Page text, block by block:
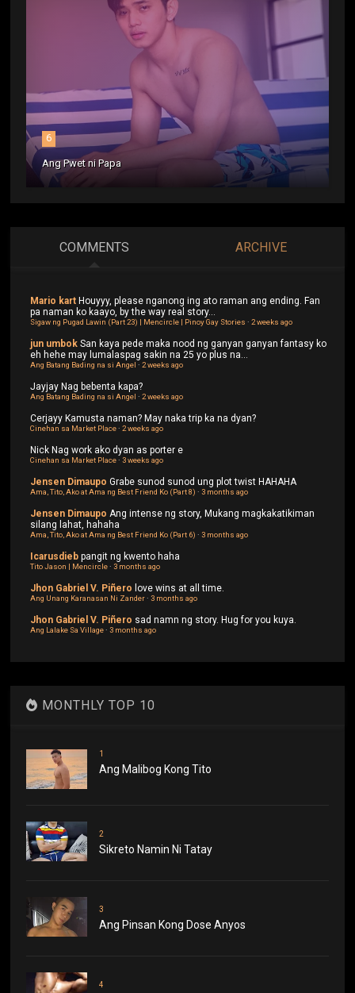
6
Ang Pwet ni Papa
COMMENTS ARCHIVE
Mario kart Houyyy, please nganong ing ato raman ang ending. Fan
pa naman ko kaayo, by the way real story...
Sigaw ng Pugad Lawin (Part 23) | Mencircle | Pinoy Gay Stories ·2 weeks ago
jun umbok San kaya pede maka nood ng ganyan ganyan fantasy ko
eh hehe may lumalaspag sakin na 25 yo plus na...
Ang Batang Bading na si Angel ·2 weeks ago
Jayjay Nag bebenta kapa?
Ang Batang Bading na si Angel ·2 weeks ago
Cerjayy Kamusta naman? May naka trip ka na dyan?
Cinehan sa Market Place·2 weeks ago
Nick Nag work ako dyan as porter e
Cinehan sa Market Place·3 weeks ago
Jensen Dimaupo Grabe sunod sunod ung plot twist HAHAHA
Ama, Tito, Ako at Ama ng Best Friend Ko (Part 8) ·3 months ago
Jensen Dimaupo Ang intense ng story, Mukang magkakatikiman
silang lahat, hahaha
Ama, Tito, Ako at Ama ng Best Friend Ko (Part 6) ·3 months ago
Icarusdieb pangit ng kwento haha
Tito Jason | Mencircle·3 months ago
Jhon Gabriel V. Piñero love wins at all time.
Ang Unang Karanasan Ni Zander·3 months ago
Jhon Gabriel V. Piñero sad namn ng story. Hug for you kuya.
Ang Lalake Sa Village·3 months ago
MONTHLY TOP 10
1
Ang Malibog Kong Tito
2
Sikreto Namin Ni Tatay
3
Ang Pinsan Kong Dose Anyos
4